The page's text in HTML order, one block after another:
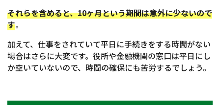
それらを含めると、10ヶ月という期間は意外に少ないので
す。
加えて、仕事をされていて平日に手続きをする時間がない
場合はさらに大変です。役所や金融機関の窓口は平日にし
か空いていないので、時間の確保にも苦労するでしょう。